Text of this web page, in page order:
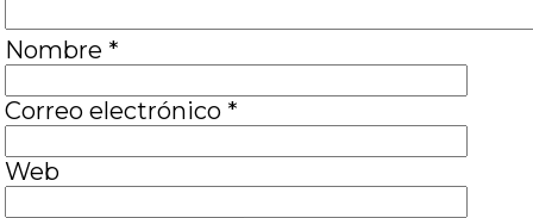
Nombre *
Correo electrónico *
Web